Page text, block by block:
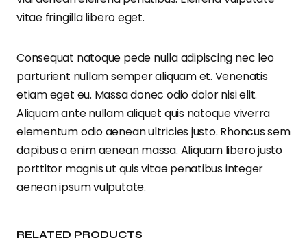
vitae fringilla libero eget.
Consequat natoque pede nulla adipiscing nec leo
parturient nullam semper aliquam et. Venenatis
etiam eget eu. Massa donec odio dolor nisi elit.
Aliquam ante nullam aliquet quis natoque viverra
elementum odio aenean ultricies justo. Rhoncus sem
dapibus a enim aenean massa. Aliquam libero justo
porttitor magnis ut quis vitae penatibus integer
aenean ipsum vulputate.
RELATED PRODUCTS